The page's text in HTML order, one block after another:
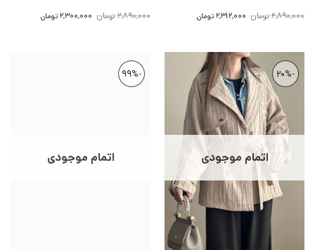
2,890,000تومان قیمت
2,890,000 تومان
بود.
2,312,000تومانقیمت
2,312,000 تومان.
2,890,000تومان قیمت
2,300,000تومانقیمت
-20%
اتمام موجودی اتمام موجودی